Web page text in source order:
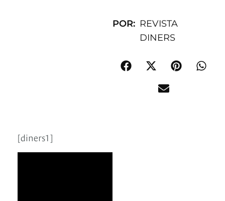
POR: REVISTA
DINERS
[diners1]